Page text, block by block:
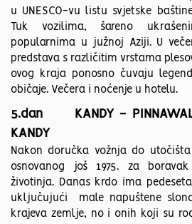
u UNESCO-vu listu svjetske
Tuk vozilima, šareno
popularnima u južnoj Aziji. U
predstava s različitim vrstama
ovog kraja ponosno čuvaju
običaje. Večera i noćenje u hotelu.
5.dan KANDY -
KANDY
Nakon doručka vožnja do
osnovanog još 1975. za
životinja. Danas krdo ima
uključujući male napuštene
krajeva zemlje, no i onih koji su